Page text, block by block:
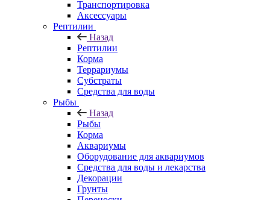
Транспортировка
Аксессуары
Рептилии
Назад
Рептилии
Корма
Террариумы
Субстраты
Средства для воды
Рыбы
Назад
Рыбы
Корма
Аквариумы
Оборудование для аквариумов
Средства для воды и лекарства
Декорации
Грунты